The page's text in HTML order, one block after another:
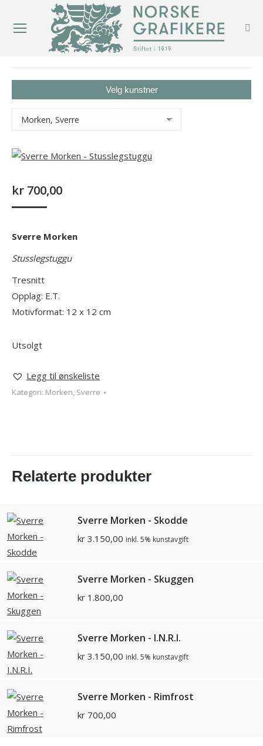
Velg kunstner
kr 700,00
Sverre Morken
Stusslegstuggu
Tresnitt
Opplag: E.T.
Motivformat: 12 x 12 cm
Utsolgt
Legg til ønskeliste
Kategori: Morken, Sverre
Relaterte produkter
Sverre Morken - Skodde
kr 3.150,00 inkl. 5% kunstavgift
Sverre Morken - Skuggen
kr 1.800,00
Sverre Morken - I.N.R.I.
kr 3.150,00 inkl. 5% kunstavgift
Sverre Morken - Rimfrost
kr 700,00